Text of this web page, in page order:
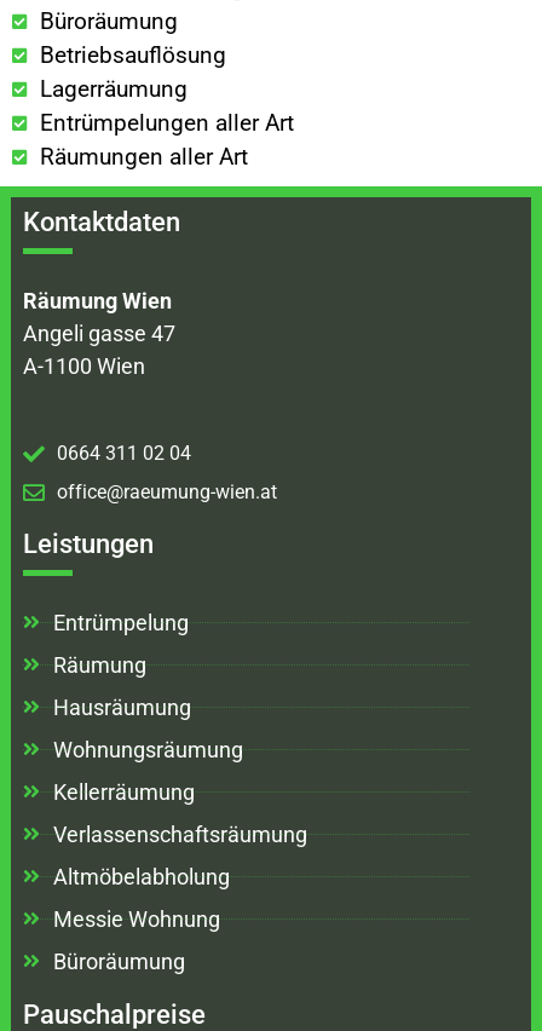
Büroräumung
Betriebsauflösung
Lagerräumung
Entrümpelungen aller Art
Räumungen aller Art
Kontaktdaten
Räumung Wien
Angeli gasse 47
A-1100 Wien
0664 311 02 04
office@raeumung-wien.at
Leistungen
Entrümpelung
Räumung
Hausräumung
Wohnungsräumung
Kellerräumung
Verlassenschaftsräumung
Altmöbelabholung
Messie Wohnung
Büroräumung
Pauschalpreise